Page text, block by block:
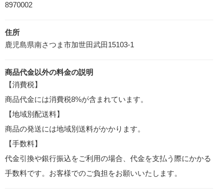
8970002
住所
鹿児島県南さつま市加世田武田15103-1
商品代金以外の料金の説明
【消費税】
商品代金には消費税8%が含まれています。
【地域別配送料】
商品の発送には地域別送料がかかります。
【手数料】
代金引換や銀行振込をご利用の場合、代金を支払う際にかかる
手数料です。お客様でのご負担をお願いいたします。